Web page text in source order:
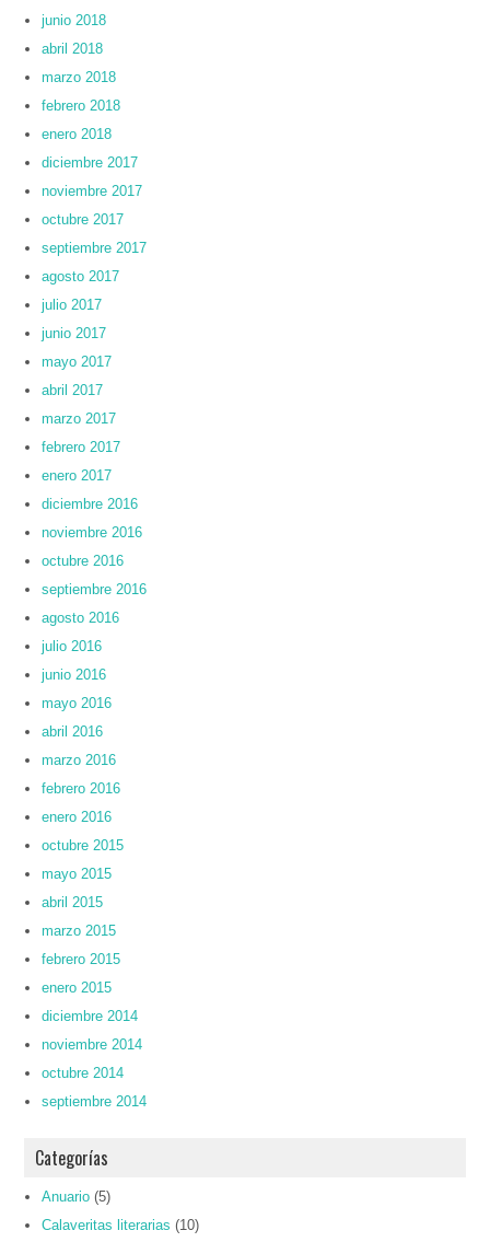
junio 2018
abril 2018
marzo 2018
febrero 2018
enero 2018
diciembre 2017
noviembre 2017
octubre 2017
septiembre 2017
agosto 2017
julio 2017
junio 2017
mayo 2017
abril 2017
marzo 2017
febrero 2017
enero 2017
diciembre 2016
noviembre 2016
octubre 2016
septiembre 2016
agosto 2016
julio 2016
junio 2016
mayo 2016
abril 2016
marzo 2016
febrero 2016
enero 2016
octubre 2015
mayo 2015
abril 2015
marzo 2015
febrero 2015
enero 2015
diciembre 2014
noviembre 2014
octubre 2014
septiembre 2014
Categorías
Anuario (5)
Calaveritas literarias (10)